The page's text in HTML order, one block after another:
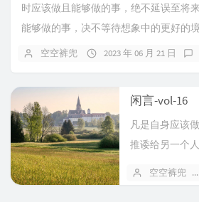
时应该做且能够做的事，绝不延误至将
能够做的事，决不等待想象中的更好的境
空空裤兜 2023 年 06 月 21 日
闲言-vol-16
凡是自身应该
推诿给另一个
空空裤兜